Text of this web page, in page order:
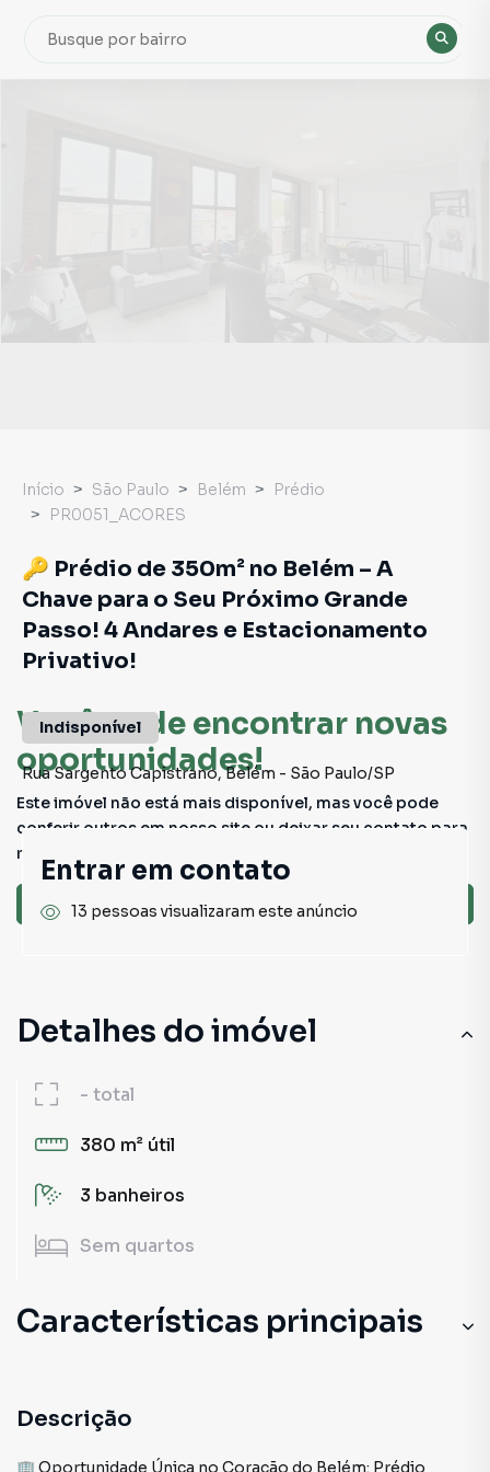
Você pode encontrar novas
oportunidades!
Este imóvel não está mais disponível, mas você pode
conferir outros em nosso site ou deixar seu contato para
receber mais informações.
Ver sugestões
Detalhes do imóvel
- total
380 m² útil
3 banheiros
Sem quartos
Características principais
Descrição
🏢 Oportunidade Única no Coração do Belém: Prédio
Início São Paulo Belém
Prédio
PR0051_ACORES
🔑 Prédio de 350m² no Belém – A
Chave para o Seu Próximo Grande
Passo! 4 Andares e Estacionamento
Privativo!
Indisponível
Rua Sargento Capistrano,Belém - São Paulo/SP
Entrar em contato
13 pessoas visualizaram este anúncio